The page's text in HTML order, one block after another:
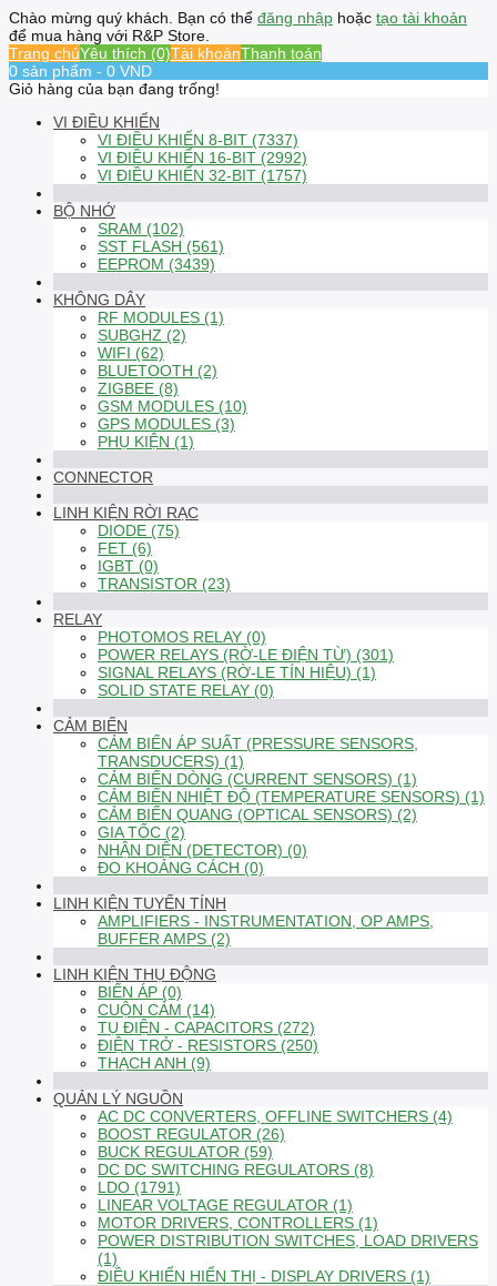
Chào mừng quý khách. Bạn có thể đăng nhập hoặc tạo tài khoản
để mua hàng với R&P Store.
Trang chủYêu thích (0)Tài khoảnThanh toán
0 sản phẩm - 0 VND
Giỏ hàng của bạn đang trống!
VI ĐIỀU KHIỂN
VI ĐIỀU KHIỂN 8-BIT (7337)
VI ĐIỀU KHIỂN 16-BIT (2992)
VI ĐIỀU KHIỂN 32-BIT (1757)
BỘ NHỚ
SRAM (102)
SST FLASH (561)
EEPROM (3439)
KHÔNG DÂY
RF MODULES (1)
SUBGHZ (2)
WIFI (62)
BLUETOOTH (2)
ZIGBEE (8)
GSM MODULES (10)
GPS MODULES (3)
PHỤ KIỆN (1)
CONNECTOR
LINH KIỆN RỜI RẠC
DIODE (75)
FET (6)
IGBT (0)
TRANSISTOR (23)
RELAY
PHOTOMOS RELAY (0)
POWER RELAYS (RỜ-LE ĐIỆN TỪ) (301)
SIGNAL RELAYS (RỜ-LE TÍN HIỆU) (1)
SOLID STATE RELAY (0)
CẢM BIẾN
CẢM BIẾN ÁP SUẤT (PRESSURE SENSORS,
TRANSDUCERS) (1)
CẢM BIẾN DÒNG (CURRENT SENSORS) (1)
CẢM BIẾN NHIỆT ĐỘ (TEMPERATURE SENSORS) (1)
CẢM BIẾN QUANG (OPTICAL SENSORS) (2)
GIA TỐC (2)
NHẬN DIỆN (DETECTOR) (0)
ĐO KHOẢNG CÁCH (0)
LINH KIỆN TUYẾN TÍNH
AMPLIFIERS - INSTRUMENTATION, OP AMPS,
BUFFER AMPS (2)
LINH KIỆN THỤ ĐỘNG
BIẾN ÁP (0)
CUỘN CẢM (14)
TỤ ĐIỆN - CAPACITORS (272)
ĐIỆN TRỞ - RESISTORS (250)
THẠCH ANH (9)
QUẢN LÝ NGUỒN
AC DC CONVERTERS, OFFLINE SWITCHERS (4)
BOOST REGULATOR (26)
BUCK REGULATOR (59)
DC DC SWITCHING REGULATORS (8)
LDO (1791)
LINEAR VOLTAGE REGULATOR (1)
MOTOR DRIVERS, CONTROLLERS (1)
POWER DISTRIBUTION SWITCHES, LOAD DRIVERS
(1)
ĐIỀU KHIỂN HIỂN THỊ - DISPLAY DRIVERS (1)